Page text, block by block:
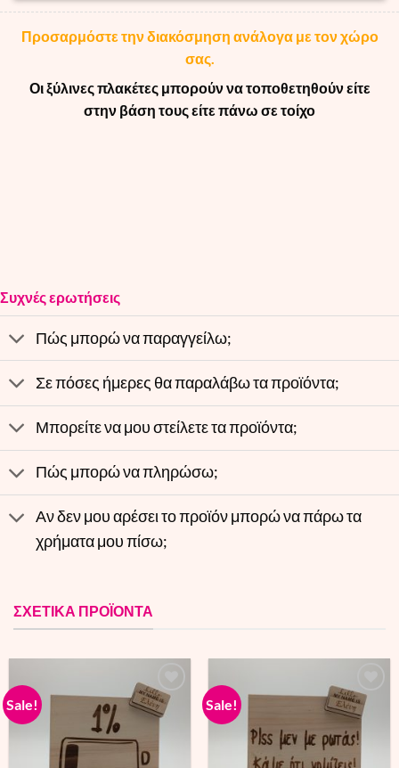
Προσαρμόστε την διακόσμηση ανάλογα με τον χώρο
σας.
Οι ξύλινες πλακέτες μπορούν να τοποθετηθούν είτε
στην βάση τους είτε πάνω σε τοίχο
Συχνές ερωτήσεις
Πώς μπορώ να παραγγείλω;
Σε πόσες ήμερες θα παραλάβω τα προϊόντα;
Μπορείτε να μου στείλετε τα προϊόντα;
Πώς μπορώ να πληρώσω;
Αν δεν μου αρέσει το προϊόν μπορώ να πάρω τα
χρήματα μου πίσω;
ΣΧΕΤΙΚΑ ΠΡΟΪΟΝΤΑ
Sale! Sale!